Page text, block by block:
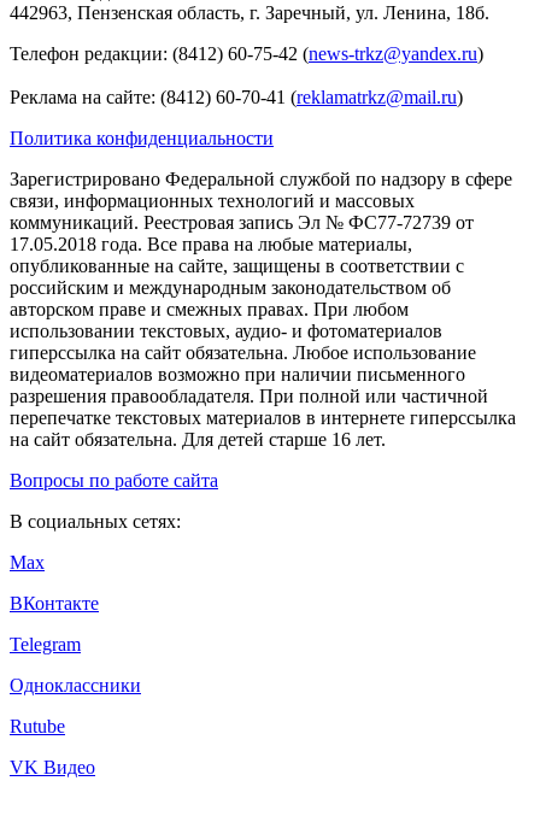
442963, Пензенская область, г. Заречный, ул. Ленина, 18б.
Телефон редакции: (8412) 60-75-42 (news-trkz@yandex.ru)
Реклама на сайте: (8412) 60-70-41 (reklamatrkz@mail.ru)
Политика конфиденциальности
Зарегистрировано Федеральной службой по надзору в сфере
связи, информационных технологий и массовых
коммуникаций. Реестровая запись Эл № ФС77-72739 от
17.05.2018 года. Все права на любые материалы,
опубликованные на сайте, защищены в соответствии с
российским и международным законодательством об
авторском праве и смежных правах. При любом
использовании текстовых, аудио- и фотоматериалов
гиперссылка на сайт обязательна. Любое использование
видеоматериалов возможно при наличии письменного
разрешения правообладателя. При полной или частичной
перепечатке текстовых материалов в интернете гиперссылка
на сайт обязательна. Для детей старше 16 лет.
Вопросы по работе сайта
В социальных сетях:
Max
ВКонтакте
Telegram
Одноклассники
Rutube
VK Видео